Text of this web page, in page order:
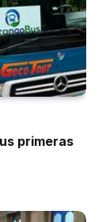
primeras